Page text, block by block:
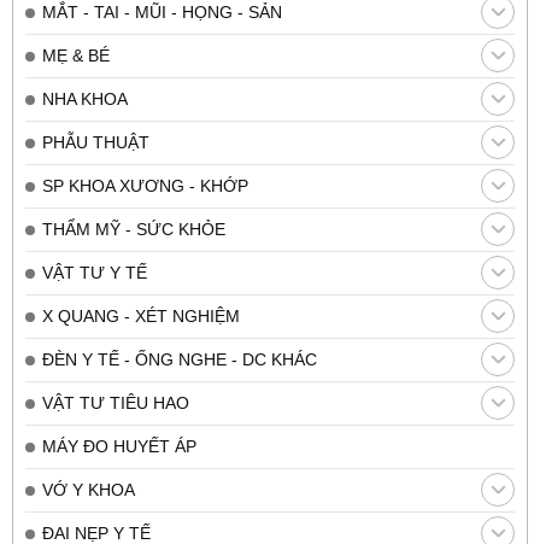
MẮT - TAI - MŨI - HỌNG - SẢN
MẸ & BÉ
NHA KHOA
PHẪU THUẬT
SP KHOA XƯƠNG - KHỚP
THẨM MỸ - SỨC KHỎE
VẬT TƯ Y TẾ
X QUANG - XÉT NGHIỆM
ĐÈN Y TẾ - ỐNG NGHE - DC KHÁC
VẬT TƯ TIÊU HAO
MÁY ĐO HUYẾT ÁP
VỚ Y KHOA
ĐAI NẸP Y TẾ